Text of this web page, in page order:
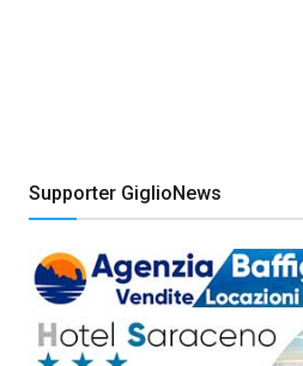
Supporter GiglioNews